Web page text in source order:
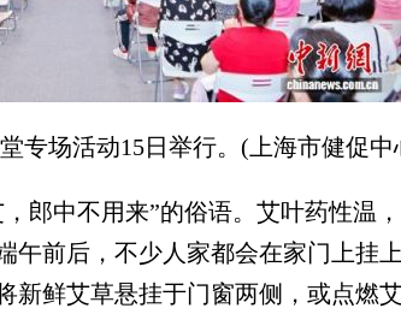
专场活动15日举行。(上海市健促中
中不用来”的俗语。艾叶药性温
午前后，不少人家都会在家门上挂
新鲜艾草悬挂于门窗两侧，或点燃